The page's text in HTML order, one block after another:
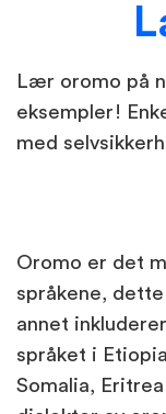
Lær oromo på
eksempler!
med
Oromo er det
språkene,
annet
språket i
Somalia,